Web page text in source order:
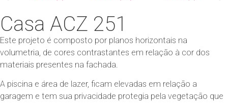
Casa ACZ 251
Este projeto é composto por planos horizontais na
volumetria, de cores contrastantes em relação à cor dos
materiais presentes na fachada.
A piscina e área de lazer, ficam elevadas em relação a
garagem e tem sua privacidade protegia pela vegetação que